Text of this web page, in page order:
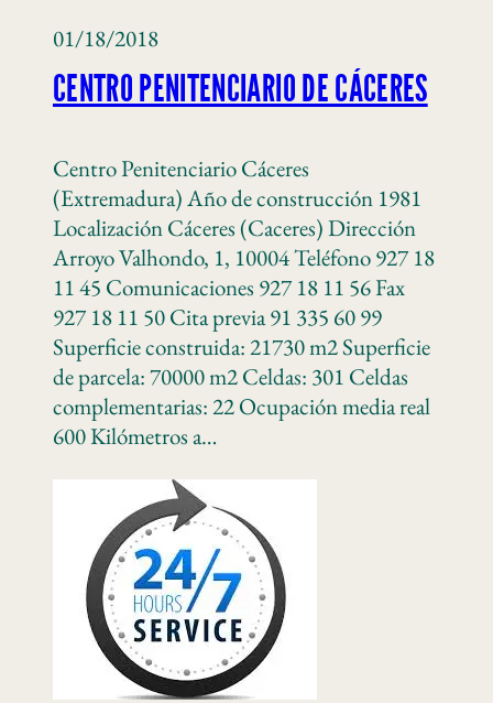
01/18/2018
CENTRO PENITENCIARIO DE CÁCERES
Centro Penitenciario Cáceres
(Extremadura) Año de construcción 1981
Localización Cáceres (Caceres) Dirección
Arroyo Valhondo, 1, 10004 Teléfono 927 18
11 45 Comunicaciones 927 18 11 56 Fax
927 18 11 50 Cita previa 91 335 60 99
Superficie construida: 21730 m2 Superficie
de parcela: 70000 m2 Celdas: 301 Celdas
complementarias: 22 Ocupación media real
600 Kilómetros a…